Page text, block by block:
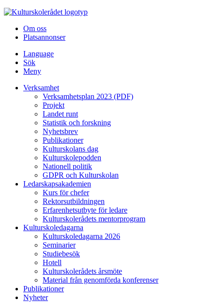
Hoppa till innehållet
Om oss
Platsannonser
Language
Sök
Meny
Verksamhet
Verksamhetsplan 2023 (PDF)
Projekt
Landet runt
Statistik och forskning
Nyhetsbrev
Publikationer
Kulturskolans dag
Kulturskolepodden
Nationell politik
GDPR och Kulturskolan
Ledarskapsakademien
Kurs för chefer
Rektorsutbildningen
Erfarenhetsutbyte för ledare
Kulturskolerådets mentorprogram
Kulturskoledagarna
Kulturskoledagarna 2026
Seminarier
Studiebesök
Hotell
Kulturskolerådets årsmöte
Material från genomförda konferenser
Publikationer
Nyheter